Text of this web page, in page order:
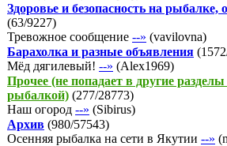
Здоровье и безопасность на рыбалке,
(63/9227)
Тревожное сообщение --» (vavilovna)
Барахолка и разные объявления (1572
Мёд дягилевый! --» (Alex1969)
Прочее (не попадает в другие разделы
рыбалкой) (277/28773)
Наш огород --» (Sibirus)
Архив (980/57543)
Осенняя рыбалка на сети в Якутии --» (